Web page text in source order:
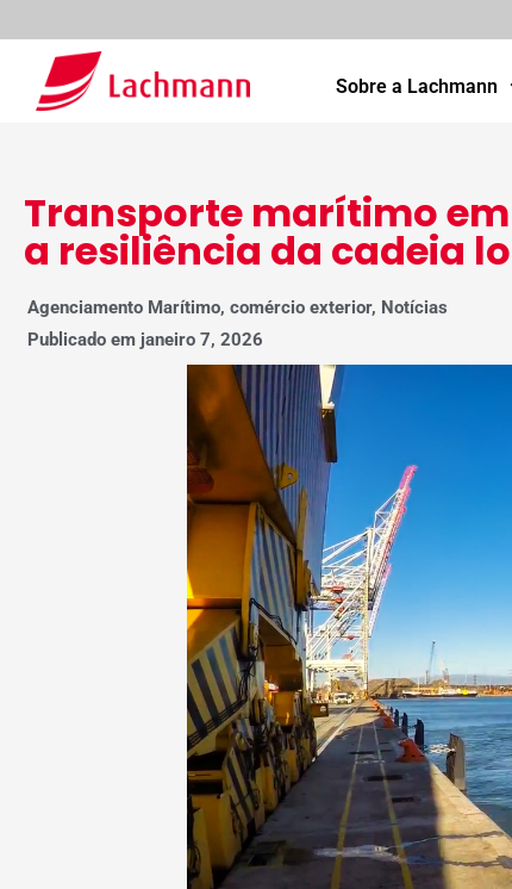
Sobre a Lachmann
Transporte marítimo
a resiliência da cadeia
Agenciamento Marítimo, comércio exterior, Notícias
Publicado em janeiro 7, 2026